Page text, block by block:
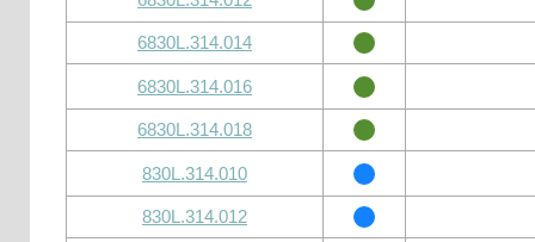
6830L.314.014
6830L.314.016
6830L.314.018
830L.314.010
830L.314.012